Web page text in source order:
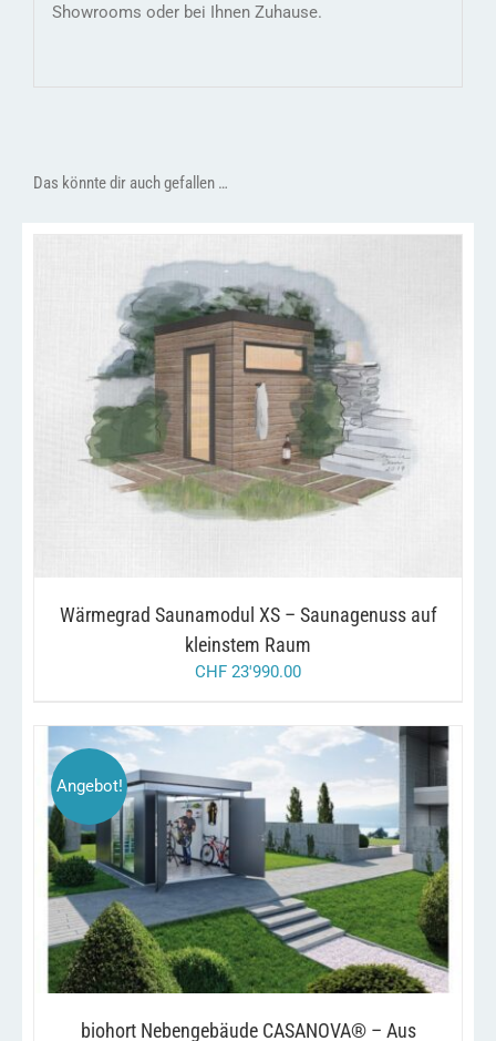
Showrooms oder bei Ihnen Zuhause.
Das könnte dir auch gefallen …
IN DEN WARENKORB / DETAILS
Wärmegrad Saunamodul XS – Saunagenuss auf
kleinstem Raum
CHF 23'990.00
Angebot!
AUSFÜHRUNG WÄHLEN DIESES
PRODUKT
WEIST
MEHRERE
VARIANTEN
AUF.
DIE
KÖNNEN
/ DETAILS
biohort Nebengebäude CASANOVA® – Aus